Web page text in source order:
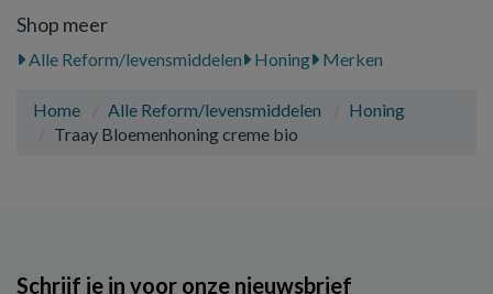
Shop meer
Alle Reform/levensmiddelen Honing Merken
Home Alle Reform/levensmiddelen
Honing
Traay Bloemenhoning creme bio
Schrijf je in voor onze nieuwsbrief